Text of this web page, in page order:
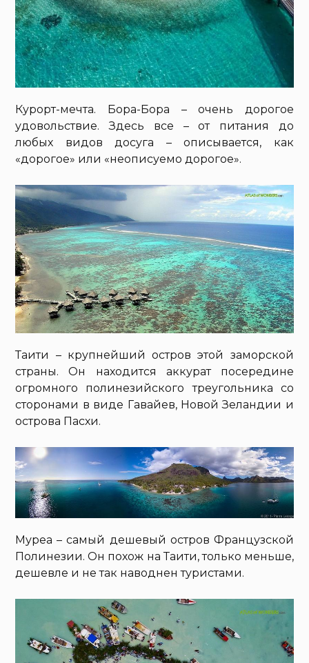
Курорт-мечта. Бора-Бора – очень дорогое
удовольствие. Здесь все – от питания до
любых видов досуга – описывается, как
«дорогое» или «неописуемо дорогое».
Таити – крупнейший остров этой заморской
страны. Он находится аккурат посередине
огромного полинезийского треугольника со
сторонами в виде Гавайев, Новой Зеландии и
острова Пасхи.
Муреа – самый дешевый остров Французской
Полинезии. Он похож на Таити, только меньше,
дешевле и не так наводнен туристами.